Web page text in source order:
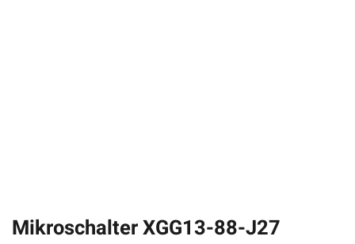
Mikroschalter XGG13-88-J27